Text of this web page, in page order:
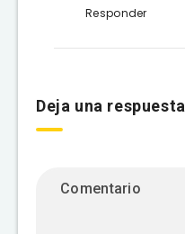
Responder
Deja una respuesta